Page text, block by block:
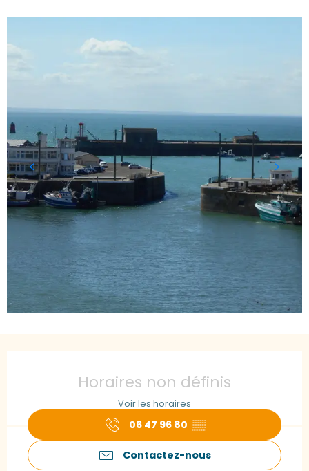
Horaires non définis
Voir les horaires
06 47 96 80 ▒▒
Contactez-nous